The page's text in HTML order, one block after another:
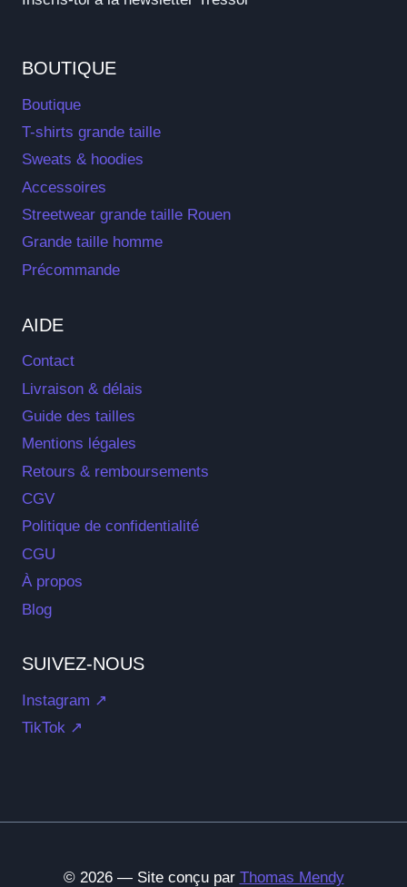
BOUTIQUE
Boutique
T-shirts grande taille
Sweats & hoodies
Accessoires
Streetwear grande taille Rouen
Grande taille homme
Précommande
AIDE
Contact
Livraison & délais
Guide des tailles
Mentions légales
Retours & remboursements
CGV
Politique de confidentialité
CGU
À propos
Blog
SUIVEZ-NOUS
Instagram ↗
TikTok ↗
© 2026 — Site conçu par Thomas Mendy